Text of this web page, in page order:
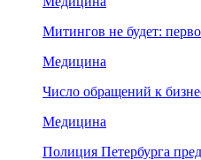
Митингов не будет:
Медицина
Число обращений к
Медицина
Полиция Петербурга